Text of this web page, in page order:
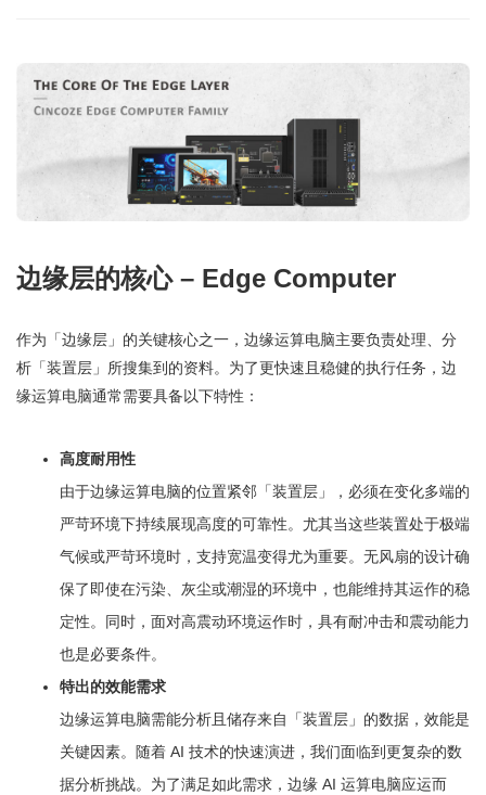
边缘层的核心 – Edge Computer
作为「边缘层」的关键核心之一，边缘运算电脑主要负责处理、分
析「装置层」所搜集到的资料。为了更快速且稳健的执行任务，边
缘运算电脑通常需要具备以下特性：
高度耐用性
由于边缘运算电脑的位置紧邻「装置层」，必须在变化多端的
严苛环境下持续展现高度的可靠性。尤其当这些装置处于极端
气候或严苛环境时，支持宽温变得尤为重要。无风扇的设计确
保了即使在污染、灰尘或潮湿的环境中，也能维持其运作的稳
定性。同时，面对高震动环境运作时，具有耐冲击和震动能力
也是必要条件。
特出的效能需求
边缘运算电脑需能分析且储存来自「装置层」的数据，效能是
关键因素。随着 AI 技术的快速演进，我们面临到更复杂的数
据分析挑战。为了满足如此需求，边缘 AI 运算电脑应运而